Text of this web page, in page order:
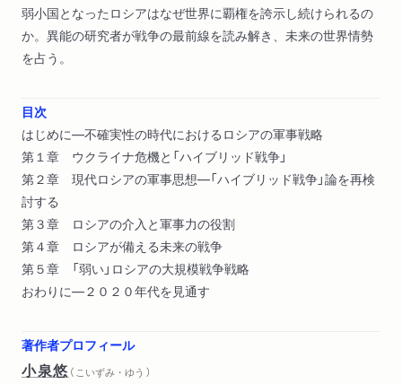
弱小国となったロシアはなぜ世界に覇権を誇示し続けられるの
か。異能の研究者が戦争の最前線を読み解き、未来の世界情勢
を占う。
目次
はじめに―不確実性の時代におけるロシアの軍事戦略
第１章 ウクライナ危機と「ハイブリッド戦争」
第２章 現代ロシアの軍事思想―「ハイブリッド戦争」論を再検
討する
第３章 ロシアの介入と軍事力の役割
第４章 ロシアが備える未来の戦争
第５章 「弱い」ロシアの大規模戦争戦略
おわりに―２０２０年代を見通す
著作者プロフィール
小泉悠 （ こいずみ・ゆう ）